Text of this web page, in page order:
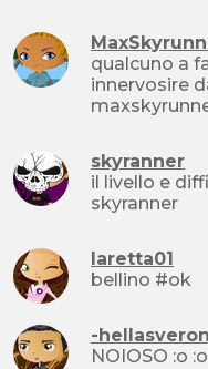
qualcuno a
innervosire
skyranner
il livello e
skyranner
laretta01
bellino #ok
-
NOIOSO :o :o